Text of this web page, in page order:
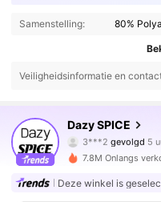
Samenstelling: 80%
Veiligheidsinformatie en
Dazy SPICE
3***2gevolgd
4***9 is aan het
4.84
2M Volgers
7.8M Onlangs
Deze winkel is